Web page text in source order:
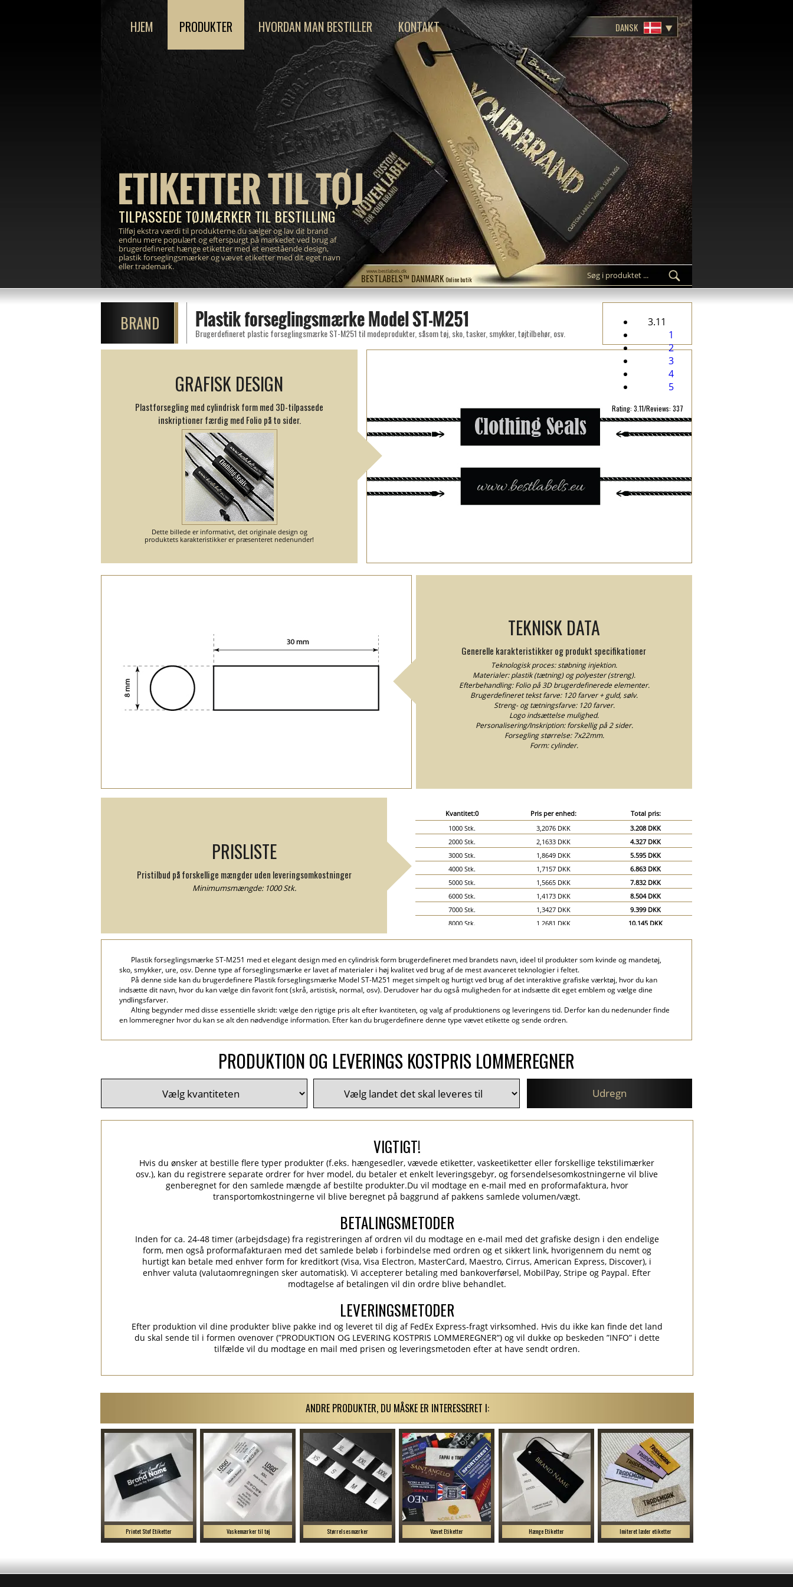
BESTLABELS™ DANMARK Online butik
www.bestlabels.dk
ETIKETTER TIL TØJ
TILPASSEDE TØJMÆRKER TIL BESTILLING
Tilføj ekstra værdi til produkterne du sælger og lav dit brand
endnu mere populært og efterspurgt på markedet ved brug af
brugerdefineret hænge etiketter med et enestående design,
plastik forseglingsmærker og vævet etiketter med dit eget navn
eller trademark.
HJEM PRODUKTER HVORDAN MAN BESTILLER KONTAKT DANSK
BRAND Plastik forseglingsmærke Model ST-M251
Brugerdefineret plastic forseglingsmærke ST-M251 til modeprodukter, såsom tøj, sko, tasker, smykker, tøjtilbehør, osv.
3.11
1
2
3
4
5
Rating: 3.11/Reviews: 337
GRAFISK DESIGN
Plastforsegling med cylindrisk form med 3D-tilpassede
inskriptioner færdig med Folio på to sider.
Dette billede er informativt, det originale design og
produktets karakteristikker er præsenteret nedenunder!
TEKNISK DATA
Generelle karakteristikker og produkt specifikationer
Teknologisk proces: støbning injektion.
Materialer: plastik (tætning) og polyester (streng).
Efterbehandling: Folio på 3D brugerdefinerede elementer.
Brugerdefineret tekst farve: 120 farver + guld, sølv.
Streng- og tætningsfarve: 120 farver.
Logo indsættelse mulighed.
Personalisering/Inskription: forskellig på 2 sider.
Forsegling størrelse: 7x22mm.
Form: cylinder.
PRISLISTE
Pristilbud på forskellige mængder uden leveringsomkostninger
Minimumsmængde: 1000 Stk.
Kvantitet:0 Pris per enhed:
Total pris:
1000 Stk.
3,2076 DKK
3.208 DKK
2000 Stk.
2,1633 DKK
4.327 DKK
3000 Stk.
1,8649 DKK
5.595 DKK
4000 Stk.
1,7157 DKK
6.863 DKK
5000 Stk.
1,5665 DKK
7.832 DKK
6000 Stk.
1,4173 DKK
8.504 DKK
7000 Stk.
1,3427 DKK
9.399 DKK
8000 Stk.
1,2681 DKK
10.145 DKK
15000 Stk.
0,9697 DKK
14.546 DKK
20000 Stk.
0,8951 DKK 17.903 DKK
Plastik forseglingsmærke ST-M251 med et elegant design med en cylindrisk form brugerdefineret med brandets navn, ideel til produkter som kvinde og mandetøj,
sko, smykker, ure, osv. Denne type af forseglingsmærke er lavet af materialer i høj kvalitet ved brug af de mest avanceret teknologier i feltet.
På denne side kan du brugerdefinere Plastik forseglingsmærke Model ST-M251 meget simpelt og hurtigt ved brug af det interaktive grafiske værktøj, hvor du kan
indsætte dit navn, hvor du kan vælge din favorit font (skrå, artistisk, normal, osv). Derudover har du også muligheden for at indsætte dit eget emblem og vælge dine
yndlingsfarver.
Alting begynder med disse essentielle skridt: vælge den rigtige pris alt efter kvantiteten, og valg af produktionens og leveringens tid. Derfor kan du nedenunder finde
en lommeregner hvor du kan se alt den nødvendige information. Efter kan du brugerdefinere denne type vævet etikette og sende ordren.
PRODUKTION OG LEVERINGS KOSTPRIS LOMMEREGNER
Udregn
VIGTIGT!
Hvis du ønsker at bestille flere typer produkter (f.eks. hængesedler, vævede etiketter, vaskeetiketter eller forskellige tekstilimærker
osv.), kan du registrere separate ordrer for hver model, du betaler et enkelt leveringsgebyr, og forsendelsesomkostningerne vil blive
genberegnet for den samlede mængde af bestilte produkter.Du vil modtage en e-mail med en proformafaktura, hvor
transportomkostningerne vil blive beregnet på baggrund af pakkens samlede volumen/vægt.
BETALINGSMETODER
Inden for ca. 24-48 timer (arbejdsdage) fra registreringen af ordren vil du modtage en e-mail med det grafiske design i den endelige
form, men også proformafakturaen med det samlede beløb i forbindelse med ordren og et sikkert link, hvorigennem du nemt og
hurtigt kan betale med enhver form for kreditkort (Visa, Visa Electron, MasterCard, Maestro, Cirrus, American Express, Discover), i
enhver valuta (valutaomregningen sker automatisk). Vi accepterer betaling med bankoverførsel, MobilPay, Stripe og Paypal. Efter
modtagelse af betalingen vil din ordre blive behandlet.
LEVERINGSMETODER
Efter produktion vil dine produkter blive pakke ind og leveret til dig af FedEx Express-fragt virksomhed. Hvis du ikke kan finde det land
du skal sende til i formen ovenover (”PRODUKTION OG LEVERING KOSTPRIS LOMMEREGNER”) og vil dukke op beskeden ”INFO” i dette
tilfælde vil du modtage en mail med prisen og leveringsmetoden efter at have sendt ordren.
ANDRE PRODUKTER, DU MÅSKE ER INTERESSERET I:
Printet Stof Etiketter Vaskemærker til tøj Størrelsesmærker Vævet Etiketter Hænge Etiketter Imiteret læder etiketter